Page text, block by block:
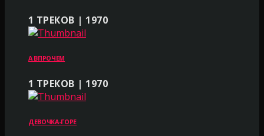
1 ТРЕКОВ | 1970
А ВПРОЧЕМ
1 ТРЕКОВ | 1970
ДЕВОЧКА-ГОРЕ